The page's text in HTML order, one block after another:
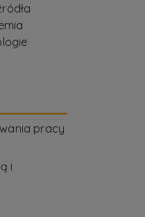
pracy
i